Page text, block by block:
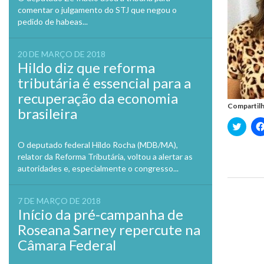
comentar o julgamento do STJ que negou o
pedido de habeas...
20 DE MARÇO DE 2018
Hildo diz que reforma
tributária é essencial para a
recuperação da economia
brasileira
O deputado federal Hildo Rocha (MDB/MA),
relator da Reforma Tributária, voltou a alertar as
autoridades e, especialmente o congresso...
7 DE MARÇO DE 2018
Início da pré-campanha de
Roseana Sarney repercute na
Câmara Federal
Clique
para